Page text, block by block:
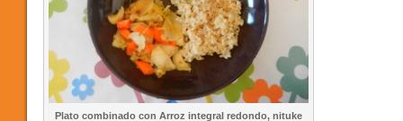
Plato combinado con Arroz integral redondo, nituke